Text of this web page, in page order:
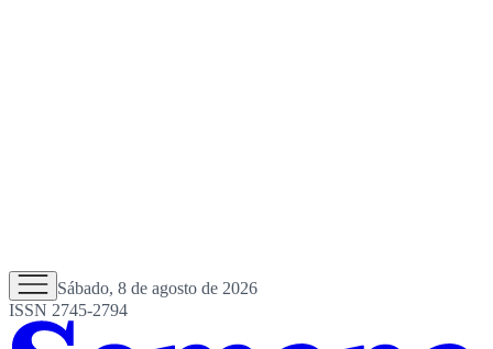
Sábado, 8 de agosto de 2026
ISSN 2745-2794